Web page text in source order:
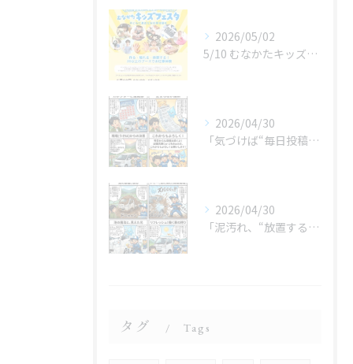
2026/05/02
5/10 むなかたキッズフェスタ 子どものお仕事体験
2026/04/30
「気づけば“毎日投稿”やってました😂」
2026/04/30
「泥汚れ、“放置すると最強クラス”です😇」
タグ Tags